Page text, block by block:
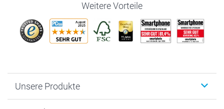
Weitere Vorteile
Unsere Produkte